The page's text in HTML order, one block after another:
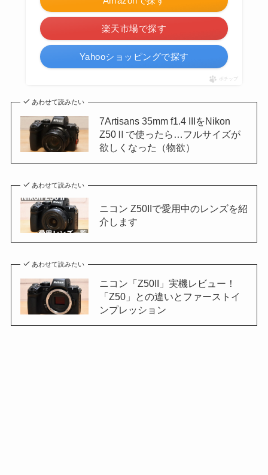
楽天市場で探す
Yahooショッピングで探す
ポチップ
あわせて読みたい
7Artisans 35mm f1.4 IIIをNikon
Z50Ⅱで使ったら…フルサイズが
欲しくなった（物欲）
あわせて読みたい
ニコン Z50IIで愛用中のレンズを紹
介します
あわせて読みたい
ニコン「Z50II」実機レビュー！
「Z50」との違いとファーストイ
ンプレッション